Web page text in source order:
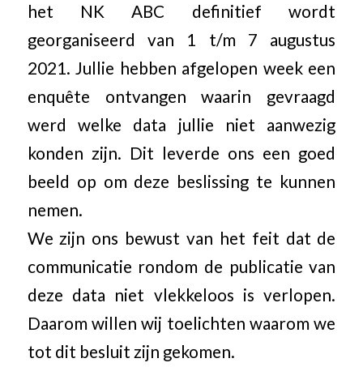
het NK ABC definitief wordt
georganiseerd van 1 t/m 7 augustus
2021. Jullie hebben afgelopen week een
enquête ontvangen waarin gevraagd
werd welke data jullie niet aanwezig
konden zijn. Dit leverde ons een goed
beeld op om deze beslissing te kunnen
nemen.
We zijn ons bewust van het feit dat de
communicatie rondom de publicatie van
deze data niet vlekkeloos is verlopen.
Daarom willen wij toelichten waarom we
tot dit besluit zijn gekomen.